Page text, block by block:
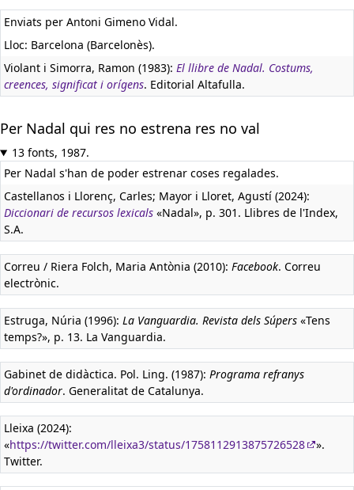
Enviats per Antoni Gimeno Vidal.
Lloc: Barcelona (Barcelonès).
Violant i Simorra, Ramon (1983): El llibre de Nadal. Costums,
creences, significat i orígens. Editorial Altafulla.
Per Nadal qui res no estrena res no val
13 fonts, 1987.
Per Nadal s'han de poder estrenar coses regalades.
Castellanos i Llorenç, Carles; Mayor i Lloret, Agustí (2024):
Diccionari de recursos lexicals «Nadal», p. 301. Llibres de l'Index,
S.A.
Correu / Riera Folch, Maria Antònia (2010): Facebook. Correu
electrònic.
Estruga, Núria (1996): La Vanguardia. Revista dels Súpers «Tens
temps?», p. 13. La Vanguardia.
Gabinet de didàctica. Pol. Ling. (1987): Programa refranys
d'ordinador. Generalitat de Catalunya.
Lleixa (2024):
«https://twitter.com/lleixa3/status/1758112913875726528
».
Twitter.